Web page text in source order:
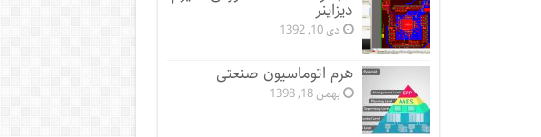
دیزاینر
دی 10, 1392
هرم اتوماسیون صنعتی
بهمن 18, 1398